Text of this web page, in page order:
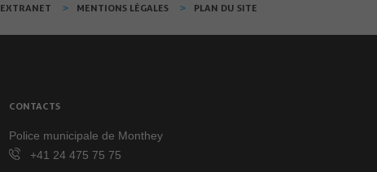
EXTRANET MENTIONS LÉGALES PLAN DU SITE
CONTACTS
Police municipale de Monthey
+41 24 475 75 75